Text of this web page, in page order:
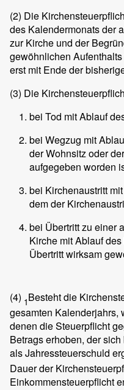
(2) Die
des Kalendermonats der
zur Kirche und der
gewöhnlichen
erst mit Ende der
(3) Die
bei Tod mit Ablauf
bei Wegzug mit
der Wohnsitz oder
aufgegeben worden
bei Kirchenaustritt
dem der
bei Übertritt zu einer
Kirche mit Ablauf
Übertritt wirksam
(4) 1Besteht die
gesamten Kalenderjahrs,
denen die Steuerpflicht
Betrags erhoben, der
als Jahressteuerschuld
Dauer der
Einkommensteuerpflicht